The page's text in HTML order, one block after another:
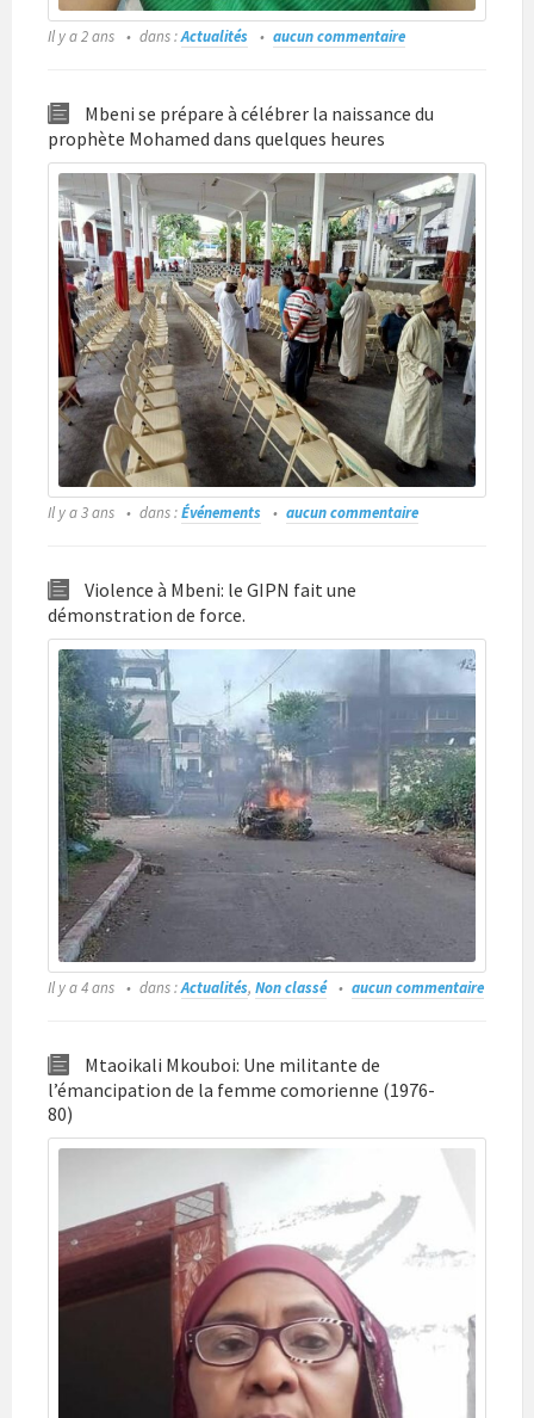
Il y a 2 ans dans :Actualités aucun commentaire
Mbeni se prépare à célébrer la naissance du
prophète Mohamed dans quelques heures
Il y a 3 ans dans :Événements aucun commentaire
Violence à Mbeni: le GIPN fait une
démonstration de force.
Il y a 4 ans dans :Actualités, Non classé aucun commentaire
Mtaoikali Mkouboi: Une militante de
l’émancipation de la femme comorienne (1976-
80)